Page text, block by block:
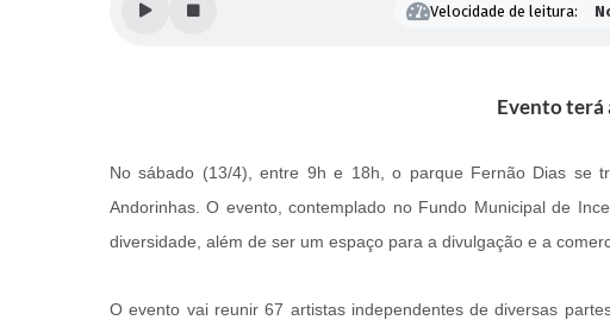
Velocidade de leitura:
Evento
No sábado (13/4), entre 9h e 18h, o parque Fernão Dias se
Andorinhas. O evento, contemplado no Fundo Municipal de
diversidade, além de ser um espaço para a divulgação e a
O evento vai reunir 67 artistas independentes de diversas